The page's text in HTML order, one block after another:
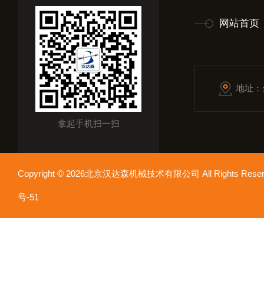
拿起手机扫一扫
网站首页
地址
Copyright © 2026北京汉达森机械技术有限公司 All Rights
号-51